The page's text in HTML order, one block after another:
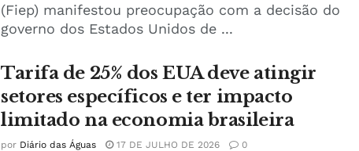
(Fiep) manifestou preocupação com a decisão do
governo dos Estados Unidos de ...
Tarifa de 25% dos EUA deve atingir
setores específicos e ter impacto
limitado na economia brasileira
por Diário das Águas 17 DE JULHO DE 2026 0